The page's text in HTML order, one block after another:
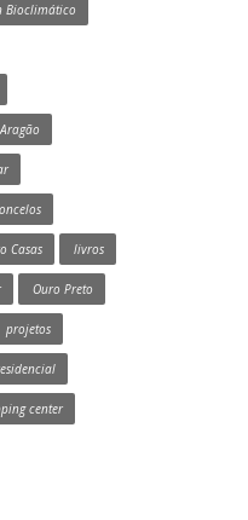
Bioclimático
Casas livros
Ouro Preto
projetos
center